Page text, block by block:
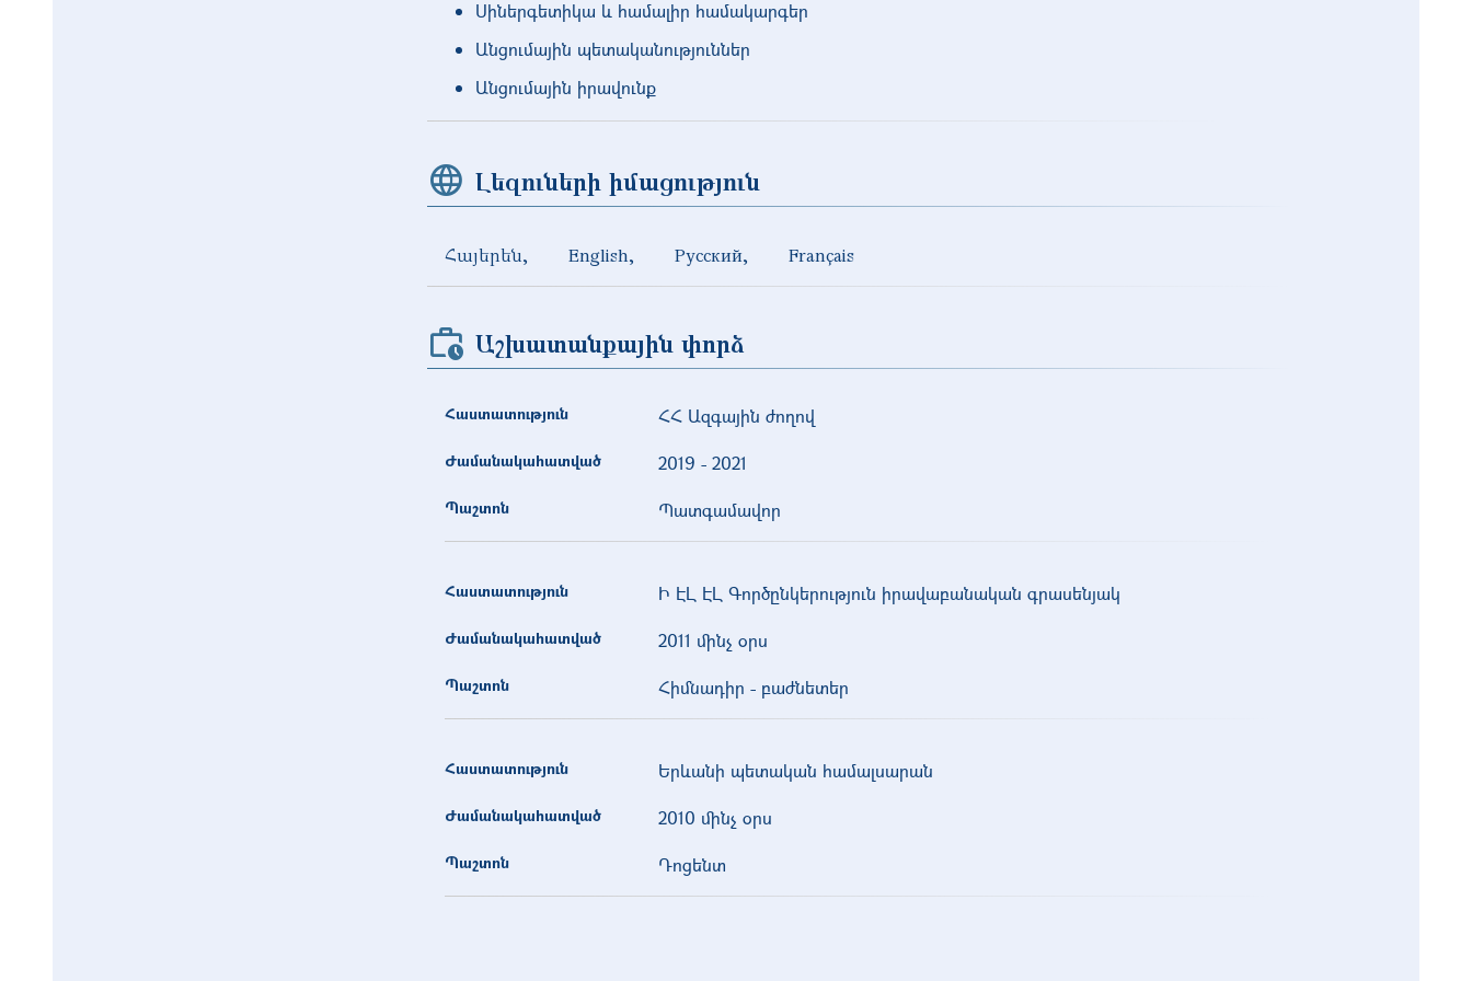
Սիներգետիկա և համալիր համակարգեր
Անցումային պետականություններ
Անցումային իրավունք
Լեզուների իմացություն
Հայերեն English Русский Français
Աշխատանքային փորձ
Հաստատություն ՀՀ Ազգային ժողով
Ժամանակահատված 2019 - 2021
Պաշտոն Պատգամավոր
Հաստատություն Ի ԷԼ ԷԼ Գործընկերություն իրավաբանական գրասենյակ
Ժամանակահատված 2011 մինչ օրս
Պաշտոն Հիմնադիր - բաժնետեր
Հաստատություն Երևանի պետական համալսարան
Ժամանակահատված 2010 մինչ օրս
Պաշտոն Դոցենտ